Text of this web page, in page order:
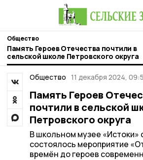
Общество
Память Героев Отечества почтили в
сельской школе Петровского округа
Общество 11 декабря 2024,
Память Героев
почтили в сельской
Петровского округа
В школьном музее «Истоки»
состоялось мероприятие
времён до героев